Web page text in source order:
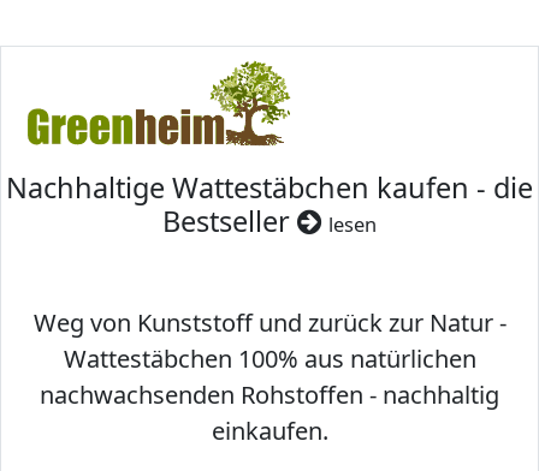
Nachhaltige Wattestäbchen kaufen - die
Bestseller
lesen
Weg von Kunststoff und zurück zur Natur -
Wattestäbchen 100% aus natürlichen
nachwachsenden Rohstoffen - nachhaltig
einkaufen.